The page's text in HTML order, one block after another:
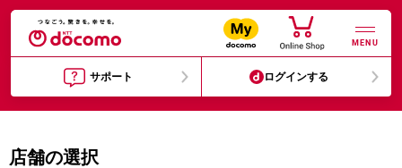
MENU
サポート ログインする
店舗の選択